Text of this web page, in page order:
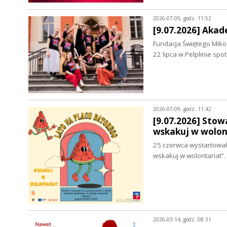
2026-07-09, godz. 11:52
[9.07.2026]
Fundacja Świętego
22 lipca w Pelplinie
2026-07-09, godz. 11:42
[9.07.2026]
wskakuj w
25 czerwca
wskakuj w
2026-03-14, godz. 08:31